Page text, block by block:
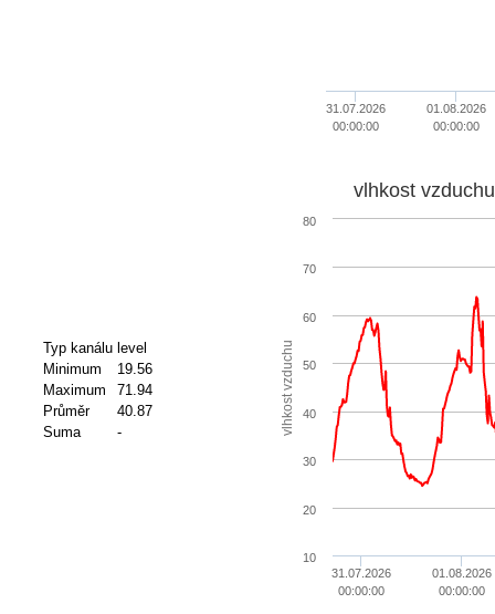
31.07.2026
00:00:00
01.08.2026
00:00:00
Typ kanálu level
Minimum
19.56
Maximum
71.94
Průměr
40.87
Suma
- vlhkost vzduchu
vlhkost vzduchu
31.07.2026
00:00:00
01.08.2026
00:00:00
10
20
30
40
50
60
70
80